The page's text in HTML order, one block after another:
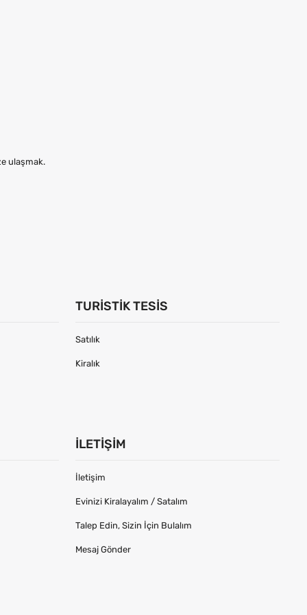
ulaşmak.
TURISTIK TESIS
Satılık
Kiralık
İLETIŞIM
İletişim
Evinizi Kiralayalım / Satalım
Talep Edin, Sizin İçin Bulalım
Mesaj Gönder